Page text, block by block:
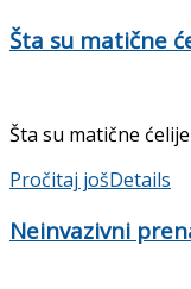
Šta su matične
Šta su matične
Pročitaj jošDetails
Neinvazivni